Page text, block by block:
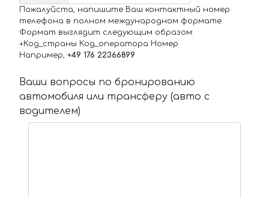
Пожалуйста, напишите Ваш контактный номер
телефона в полном международном формате.
Формат выглядит следующим образом:
+Код_страны Код_оператора Номер
Например, +49 176 22366899
Ваши вопросы по бронированию
автомобиля или трансферу (авто с
водителем)